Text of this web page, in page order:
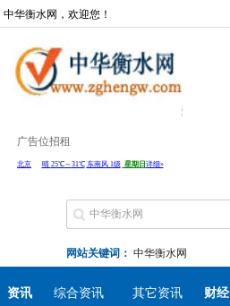
中华衡水网，欢迎您！
广告位招租
网站关键词： 中华衡水网
资讯 综合资讯 其它资讯 财经